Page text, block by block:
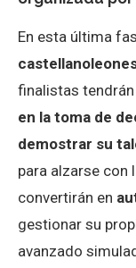
En esta última
finalistas tendrán
en la toma de
demostrar su
para alzarse con
convertirán en
gestionar su
avanzado